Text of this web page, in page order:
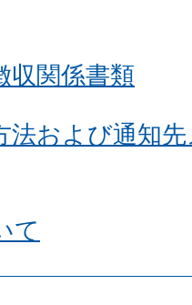
収関係書類
法および通知
て